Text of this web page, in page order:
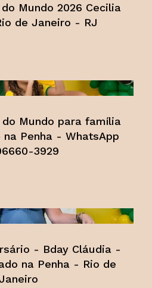
Mundo 2026 Cecilia
de Janeiro - RJ
do Mundo para família
Penha - WhatsApp
3929
- Bday Cláudia -
na Penha - Rio de